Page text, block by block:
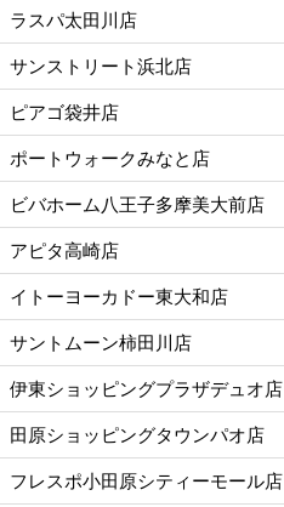
ラスパ太田川店
サンストリート浜北店
ピアゴ袋井店
ポートウォークみなと店
ビバホーム八王子多摩美大前店
アピタ高崎店
イトーヨーカドー東大和店
サントムーン柿田川店
伊東ショッピングプラザデュオ店
田原ショッピングタウンパオ店
フレスポ小田原シティーモール店